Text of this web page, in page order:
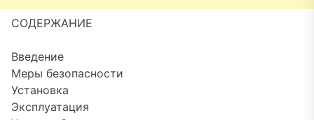
СОДЕРЖАНИЕ
Введение
Меры безопасности
Установка
Эксплуатация